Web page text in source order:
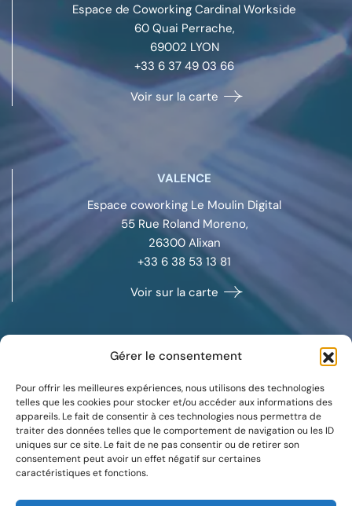
Gérer le consentement
Pour offrir les meilleures expériences, nous utilisons des technologies
telles que les cookies pour stocker et/ou accéder aux informations des
appareils. Le fait de consentir à ces technologies nous permettra de
traiter des données telles que le comportement de navigation ou les ID
uniques sur ce site. Le fait de ne pas consentir ou de retirer son
consentement peut avoir un effet négatif sur certaines
caractéristiques et fonctions.
Espace de Coworking Cardinal Workside
60 Quai Perrache,
69002 LYON
+33 6 37 49 03 66
Voir sur la carte
VALENCE
Espace coworking Le Moulin Digital
55 Rue Roland Moreno,
26300 Alixan
+33 6 38 53 13 81
Voir sur la carte
Space Coworking
132 boulevard Michelet,
13008 Marseille
+33 7 88 37 09 59